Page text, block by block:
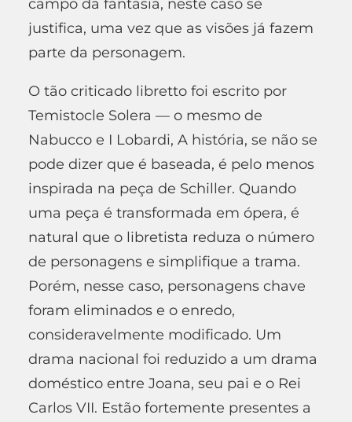
campo da fantasia, neste caso se
justifica, uma vez que as visões já fazem
parte da personagem.
O tão criticado libretto foi escrito por
Temistocle Solera — o mesmo de
Nabucco e I Lobardi, A história, se não se
pode dizer que é baseada, é pelo menos
inspirada na peça de Schiller. Quando
uma peça é transformada em ópera, é
natural que o libretista reduza o número
de personagens e simplifique a trama.
Porém, nesse caso, personagens chave
foram eliminados e o enredo,
consideravelmente modificado. Um
drama nacional foi reduzido a um drama
doméstico entre Joana, seu pai e o Rei
Carlos VII. Estão fortemente presentes a